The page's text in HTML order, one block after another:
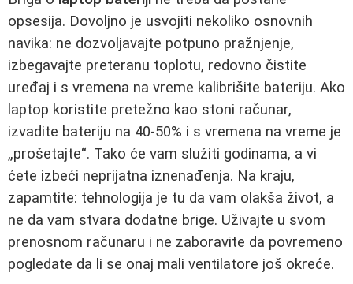
opsesija. Dovoljno je usvojiti nekoliko osnovnih
navika: ne dozvoljavajte potpuno pražnjenje,
izbegavajte preteranu toplotu, redovno čistite
uređaj i s vremena na vreme kalibrišite bateriju. Ako
laptop koristite pretežno kao stoni računar,
izvadite bateriju na 40‑50% i s vremena na vreme je
„prošetajte“. Tako će vam služiti godinama, a vi
ćete izbeći neprijatna iznenađenja. Na kraju,
zapamtite: tehnologija je tu da vam olakša život, a
ne da vam stvara dodatne brige. Uživajte u svom
prenosnom računaru i ne zaboravite da povremeno
pogledate da li se onaj mali ventilatore još okreće.